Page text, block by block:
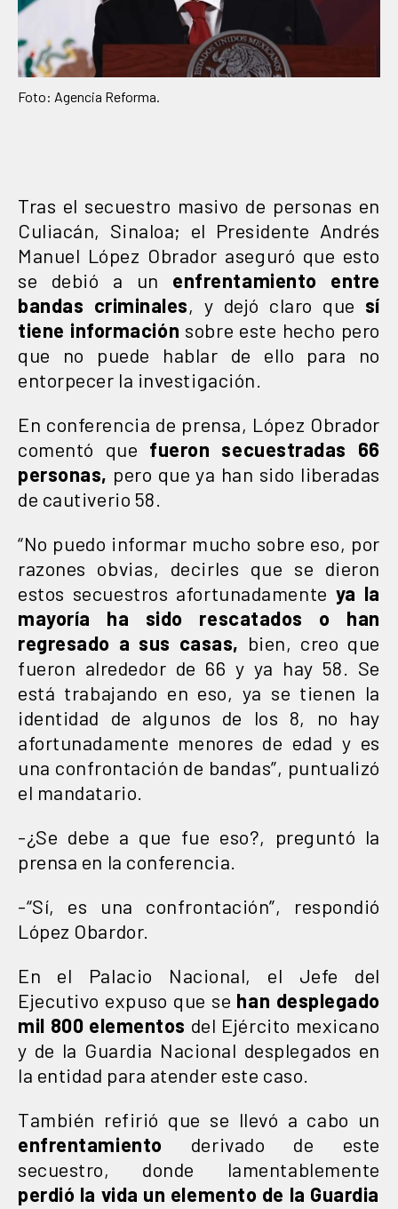
Foto: Agencia Reforma.
Tras el secuestro masivo de personas en
Culiacán, Sinaloa; el Presidente Andrés
Manuel López Obrador aseguró que esto
se debió a un enfrentamiento entre
bandas criminales, y dejó claro que sí
tiene información sobre este hecho pero
que no puede hablar de ello para no
entorpecer la investigación.
En conferencia de prensa, López Obrador
comentó que fueron secuestradas 66
personas, pero que ya han sido liberadas
de cautiverio 58.
“No puedo informar mucho sobre eso, por
razones obvias, decirles que se dieron
estos secuestros afortunadamente ya la
mayoría ha sido rescatados o han
regresado a sus casas, bien, creo que
fueron alrededor de 66 y ya hay 58. Se
está trabajando en eso, ya se tienen la
identidad de algunos de los 8, no hay
afortunadamente menores de edad y es
una confrontación de bandas”, puntualizó
el mandatario.
-¿Se debe a que fue eso?, preguntó la
prensa en la conferencia.
-“Sí, es una confrontación”, respondió
López Obardor.
En el Palacio Nacional, el Jefe del
Ejecutivo expuso que se han desplegado
mil 800 elementos del Ejército mexicano
y de la Guardia Nacional desplegados en
la entidad para atender este caso.
También refirió que se llevó a cabo un
enfrentamiento derivado de este
secuestro, donde lamentablemente
perdió la vida un elemento de la Guardia